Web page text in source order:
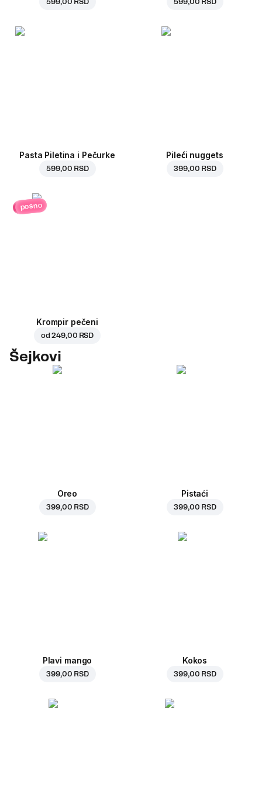
Pasta Piletina i Pečurke
599,00 RSD
Pileći nuggets
399,00 RSD
posno
Krompir pečeni
od249,00 RSD
Šejkovi
Oreo
399,00 RSD
Pistaći
399,00 RSD
Plavi mango
399,00 RSD
Kokos
399,00 RSD